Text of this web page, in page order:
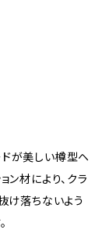
が美しい樽型ヘ
ン材により、クラ
け落ちないよう